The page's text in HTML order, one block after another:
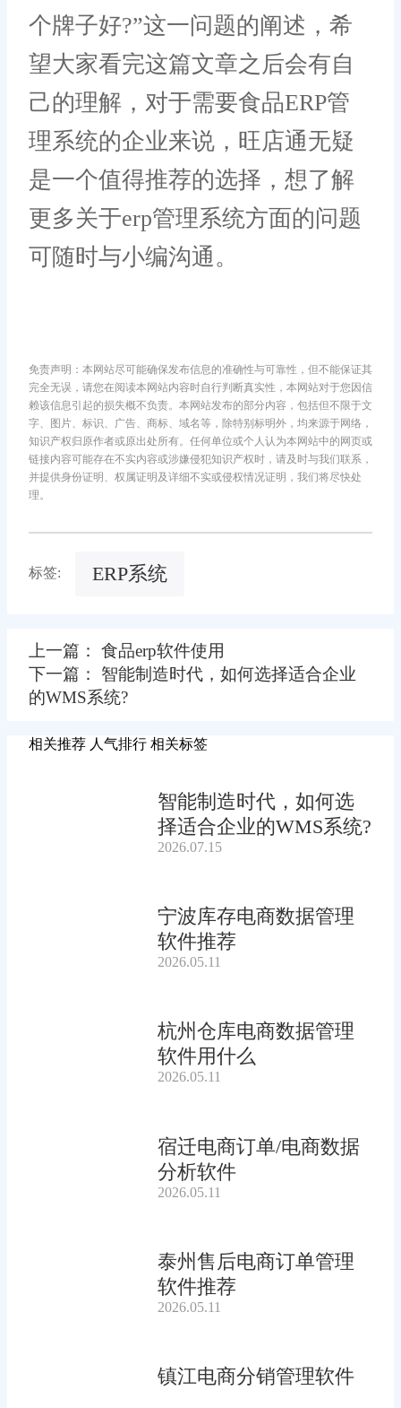
个牌子好?”这一问题的阐述，希
望大家看完这篇文章之后会有自
己的理解，对于需要食品ERP管
理系统的企业来说，旺店通无疑
是一个值得推荐的选择，想了解
更多关于erp管理系统方面的问题
可随时与小编沟通。
免责声明：本网站尽可能确保发布信息的准确性与可靠性，但不能保证其
完全无误，请您在阅读本网站内容时自行判断真实性，本网站对于您因信
赖该信息引起的损失概不负责。本网站发布的部分内容，包括但不限于文
字、图片、标识、广告、商标、域名等，除特别标明外，均来源于网络，
知识产权归原作者或原出处所有。任何单位或个人认为本网站中的网页或
链接内容可能存在不实内容或涉嫌侵犯知识产权时，请及时与我们联系，
并提供身份证明、权属证明及详细不实或侵权情况证明，我们将尽快处
理。
标签: ERP系统
上一篇： 食品erp软件使用
下一篇： 智能制造时代，如何选择适合企业
的WMS系统?
相关推荐 人气排行 相关标签
智能制造时代，如何选
择适合企业的WMS系统?
2026.07.15
宁波库存电商数据管理
软件推荐
2026.05.11
杭州仓库电商数据管理
软件用什么
2026.05.11
宿迁电商订单/电商数据
分析软件
2026.05.11
泰州售后电商订单管理
软件推荐
2026.05.11
镇江电商分销管理软件